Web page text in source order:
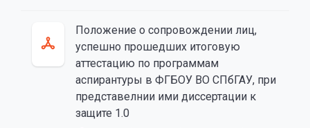
Положение о сопровождении лиц,
успешно прошедших итоговую
аттестацию по программам
аспирантуры в ФГБОУ ВО СПбГАУ, при
представелнии ими диссертации к
защите 1.0